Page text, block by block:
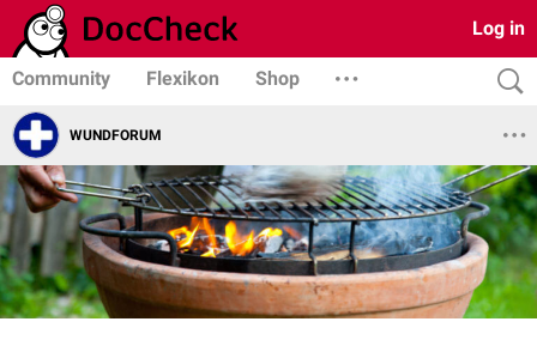
Log in
Community Flexikon Shop
WUNDFORUM